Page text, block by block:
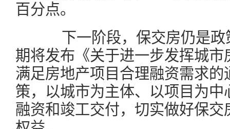
百分点。
下一阶段，保交房仍是政
期将发布《关于进一步发挥城
满足房地产项目合理融资需求
策，以城市为主体、以项目为
融资和竣工交付，切实做好保